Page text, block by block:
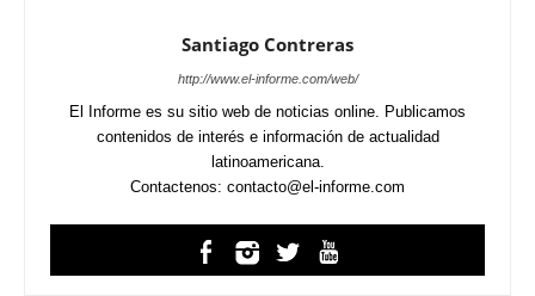
Santiago Contreras
http://www.el-informe.com/web/
El Informe es su sitio web de noticias online. Publicamos
contenidos de interés e información de actualidad
latinoamericana.
Contactenos: contacto@el-informe.com